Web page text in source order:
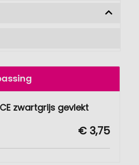
zwartgrijs gevlekt
€ 3,75